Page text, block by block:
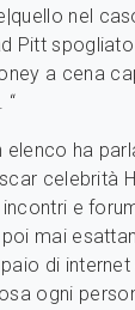
nel
Pitt
a cena
“
elenco ha
celebrità
e
poi mai
di internet
ogni